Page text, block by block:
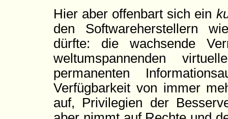
Hier aber offenbart sich ein
den Softwareherstellern
dürfte: die wachsende
weltumspannenden
permanenten
Verfügbarkeit von immer
auf, Privilegien der